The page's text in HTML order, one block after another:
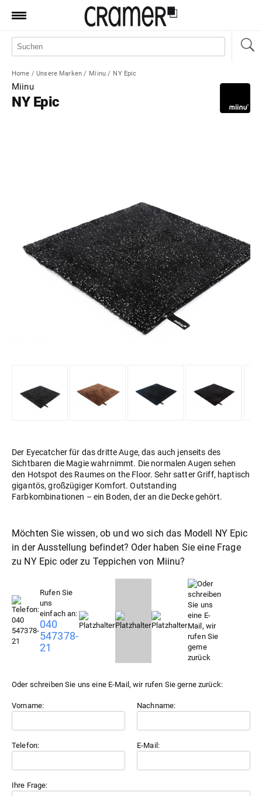
Produkte
Manufaktur
Aktionen
Shop
Home / Unsere Marken / Miinu / NY Epic
Miinu
NY Epic
Der Eyecatcher für das dritte Auge, das auch jenseits des
Sichtbaren die Magie wahrnimmt. Die normalen Augen sehen
den Hotspot des Raumes on the Floor. Sehr satter Griff, haptisch
gigantös, großzügiger Komfort. Outstanding
Farbkombinationen – ein Boden, der an die Decke gehört.
Möchten Sie wissen, ob und wo sich das Modell NY Epic
in der Ausstellung befindet? Oder haben Sie eine Frage
zu NY Epic oder zu Teppiche von Miinu?
Rufen Sie
uns
einfach an:
040
547378-
21
Oder schreiben Sie uns eine E-Mail, wir rufen Sie gerne zurück:
Vorname: Nachname:
Telefon: E-Mail:
Ihre Frage: